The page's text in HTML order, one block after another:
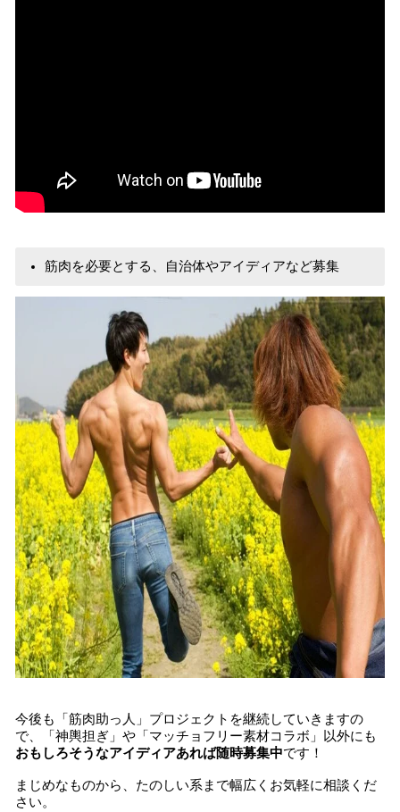
筋肉を必要とする、自治体やアイディアなど募集
今後も「筋肉助っ人」プロジェクトを継続していきますの
で、「神輿担ぎ」や「マッチョフリー素材コラボ」以外にも
おもしろそうなアイディアあれば随時募集中です！
まじめなものから、たのしい系まで幅広くお気軽に相談くだ
さい。